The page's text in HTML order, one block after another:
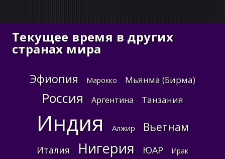
Текущее время в других
странах мира
Эфиопия Марокко Мьянма (Бирма)
Россия Аргентина Танзания
Индия Алжир Вьетнам
Италия Нигерия ЮАР Ирак